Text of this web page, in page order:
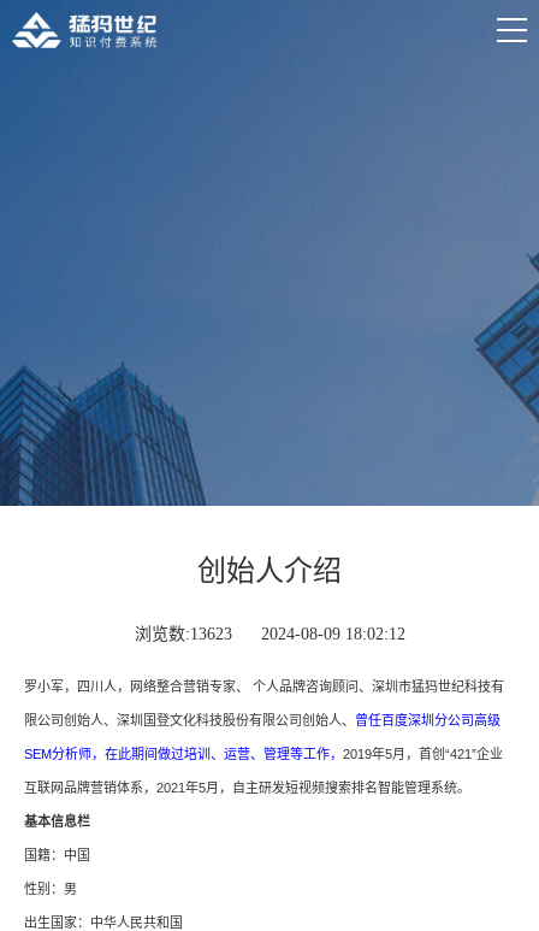
创始人介绍
浏览数:13623 2024-08-09 18:02:12
罗小军， 四川人 ，网络整合营销专家、 个人品牌咨询顾问、 深圳市猛犸世纪科技有
限公司创始人、深圳国登文化科技股份有限公司创始人、 曾任百度深圳分公司高级
SEM分析师，在此期间做过培训、运营、管理等工作， 2019年5月，首创“421”企业
互联网品牌营销体系，2021年5月，自主研发短视频搜索排名智能管理系统。
基本信息栏
国籍：中国
性别：男
出生国家：中华人民共和国